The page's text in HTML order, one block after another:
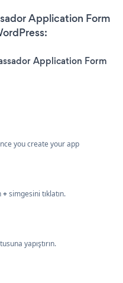
Application Form
Application Form
you create your app
+simgesini tıklatın.
yapıştırın.